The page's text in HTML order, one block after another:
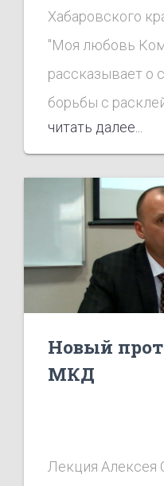
Хабаровского
"Моя любовь
рассказывает о
борьбы с
неположенных
читать далее...
Новый
МКД
Лекция Алексея